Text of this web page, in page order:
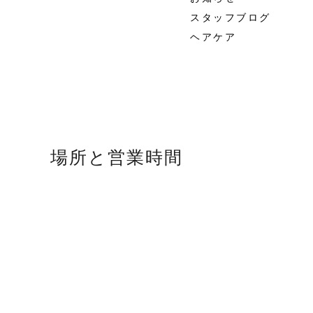
スタッフブログ
ヘアケア
場所と営業時間